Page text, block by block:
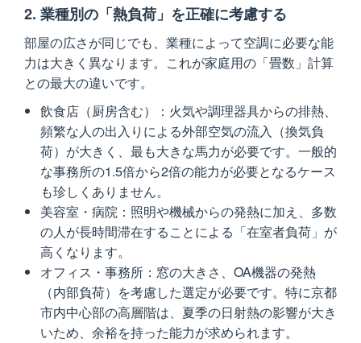
2. 業種別の「熱負荷」を正確に考慮する
部屋の広さが同じでも、業種によって空調に必要な能
力は大きく異なります。これが家庭用の「畳数」計算
との最大の違いです。
飲食店（厨房含む）：火気や調理器具からの排熱、
頻繁な人の出入りによる外部空気の流入（換気負
荷）が大きく、最も大きな馬力が必要です。一般的
な事務所の1.5倍から2倍の能力が必要となるケース
も珍しくありません。
美容室・病院：照明や機械からの発熱に加え、多数
の人が長時間滞在することによる「在室者負荷」が
高くなります。
オフィス・事務所：窓の大きさ、OA機器の発熱
（内部負荷）を考慮した選定が必要です。特に京都
市内中心部の高層階は、夏季の日射熱の影響が大き
いため、余裕を持った能力が求められます。